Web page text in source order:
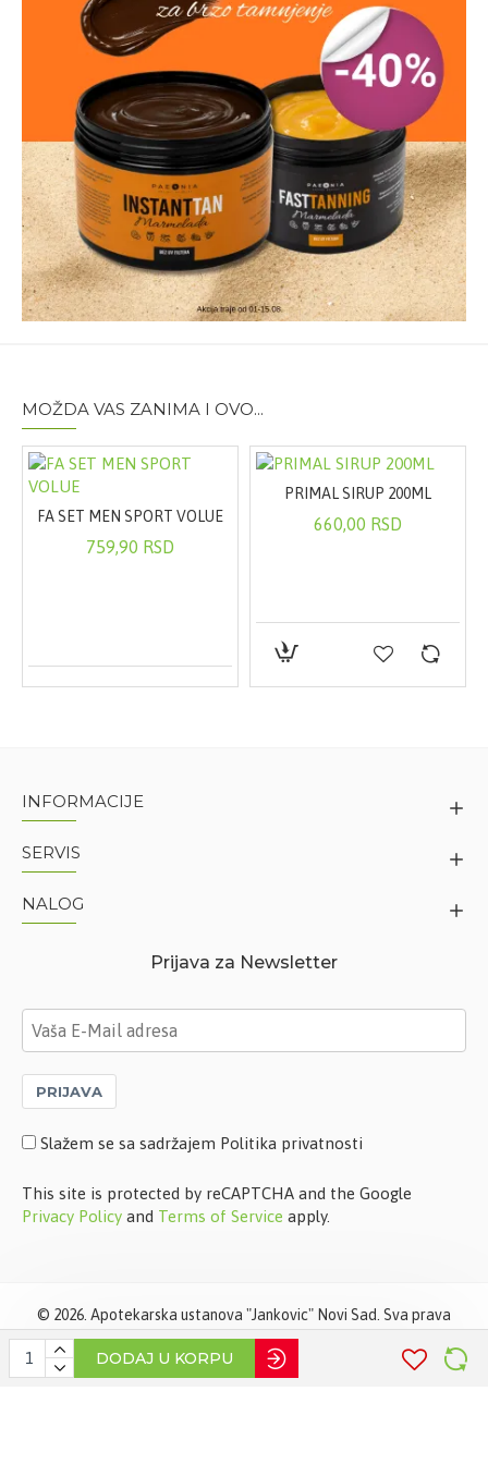
DODAJ U KORPU
Pakovanje:
200ml
MOŽDA VAS ZANIMA I OVO...
FA SET MEN SPORT VOLUE
759,90 RSD
PRIMAL SIRUP 200ML
660,00 RSD
INFORMACIJE
SERVIS
NALOG
Prijava za Newsletter
PRIJAVA
Slažem se sa sadržajem Politika privatnosti
This site is protected by reCAPTCHA and the Google
Privacy Policy and Terms of Service apply.
© 2026. Apotekarska ustanova "Jankovic" Novi Sad. Sva prava
zadržana. Softverska izradaSTIV Solutions